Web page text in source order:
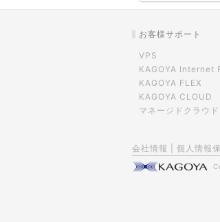
お客様サポート
VPS
KAGOYA Internet
KAGOYA FLEX
KAGOYA CLOUD
マネージドクラウ
会社情報 個人情報